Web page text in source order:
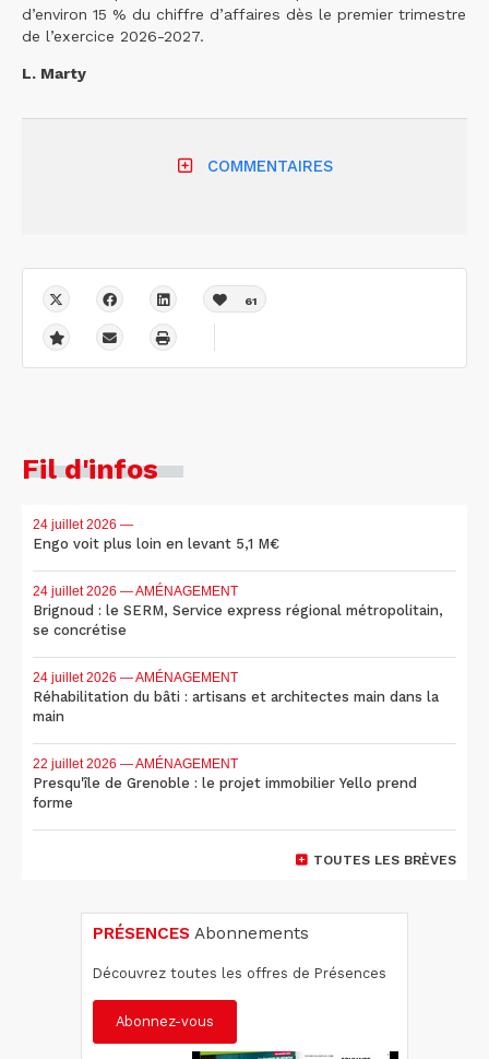
d’environ 15 % du chiffre d’affaires dès le premier trimestre
de l’exercice 2026-2027.
L. Marty
COMMENTAIRES
61
Fil d'infos
24 juillet 2026 —
Engo voit plus loin en levant 5,1 M€
24 juillet 2026 — AMÉNAGEMENT
Brignoud : le SERM, Service express régional métropolitain,
se concrétise
24 juillet 2026 — AMÉNAGEMENT
Réhabilitation du bâti : artisans et architectes main dans la
main
22 juillet 2026 — AMÉNAGEMENT
Presqu'île de Grenoble : le projet immobilier Yello prend
forme
TOUTES LES BRÈVES
PRÉSENCES Abonnements
Découvrez toutes les offres de Présences
Abonnez-vous